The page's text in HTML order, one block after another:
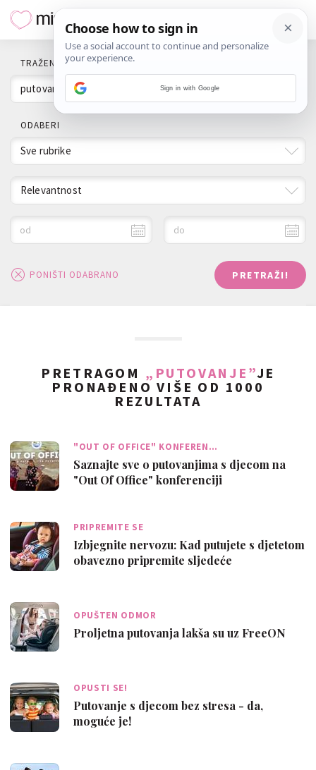
TRAŽENI POJAM
ODABERI
Sve rubrike
Relevantnost
od do
PONIŠTI ODABRANO PRETRAŽI!
PRETRAGOM „PUTOVANJE”JE
PRONAĐENO VIŠE OD 1000
REZULTATA
"OUT OF OFFICE" KONFEREN…
Saznajte sve o putovanjima s djecom na
"Out Of Office" konferenciji
PRIPREMITE SE
Izbjegnite nervozu: Kad putujete s djetetom
obavezno pripremite sljedeće
OPUŠTEN ODMOR
Proljetna putovanja lakša su uz FreeON
OPUSTI SE!
Putovanje s djecom bez stresa - da,
moguće je!
Sign in with Google